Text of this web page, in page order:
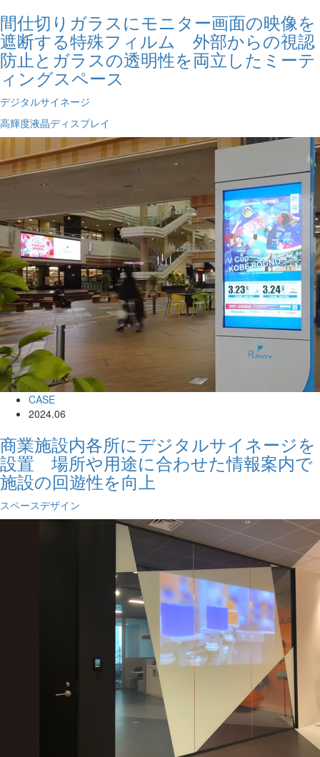
間仕切りガラスにモニター画面の映像を
遮断する特殊フィルム 外部からの視認
防止とガラスの透明性を両立したミーテ
ィングスペース
デジタルサイネージ
高輝度液晶ディスプレイ
CASE
2024.06
商業施設内各所にデジタルサイネージを
設置 場所や用途に合わせた情報案内で
施設の回遊性を向上
スペースデザイン